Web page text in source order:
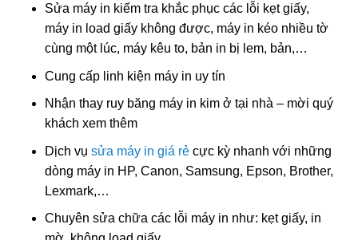
Sửa máy in kiểm tra khắc phục các lỗi kẹt giấy,
máy in load giấy không được, máy in kéo nhiều tờ
cùng một lúc, máy kêu to, bản in bị lem, bản,…
Cung cấp linh kiện máy in uy tín
Nhận thay ruy băng máy in kim ở tại nhà – mời quý
khách xem thêm
Dịch vụ sửa máy in giá rẻcực kỳ nhanh với những
dòng máy in HP, Canon, Samsung, Epson, Brother,
Lexmark,…
Chuyên sửa chữa các lỗi máy in như: kẹt giấy, in